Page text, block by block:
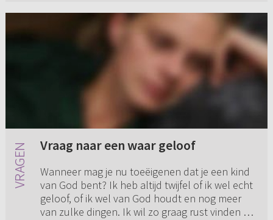
Vraag naar een waar geloof
Wanneer mag je nu toeëigenen dat je een kind
van God bent? Ik heb altijd twijfel of ik wel echt
geloof, of ik wel van God houdt en nog meer
van zulke dingen. Ik wil zo graag rust vinden in